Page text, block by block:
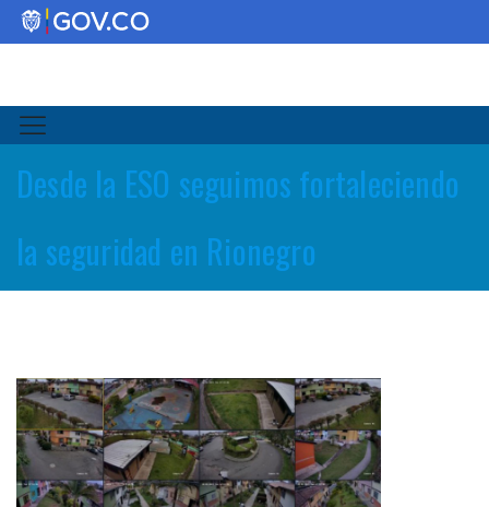
Desde la ESO seguimos fortaleciendo
la seguridad en Rionegro